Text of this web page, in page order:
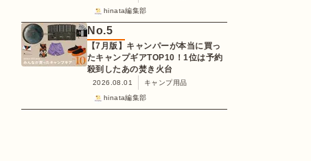
hinata編集部
No.5
【7月版】キャンパーが本当に買っ
たキャンプギアTOP10！1位は予約
殺到したあの焚き火台
2026.08.01
キャンプ用品
hinata編集部